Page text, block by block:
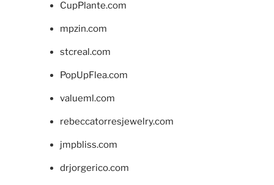
CupPlante.com
mpzin.com
stcreal.com
PopUpFlea.com
valueml.com
rebeccatorresjewelry.com
jmpbliss.com
drjorgerico.com